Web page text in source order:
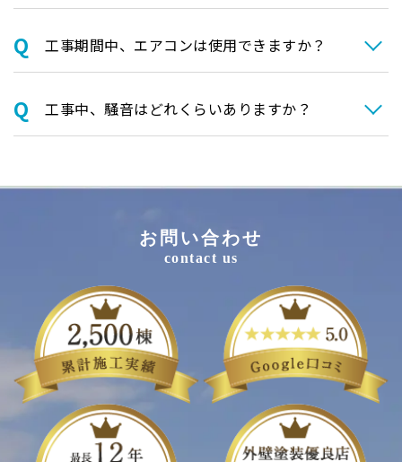
⼯事期間中、エアコンは使⽤できますか？
⼯事中、騒⾳はどれくらいありますか？
お問い合わせ
contact us